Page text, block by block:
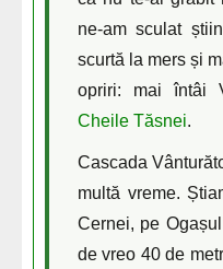
ne-am sculat
scurtă la mers și
opriri: mai întâi
Cheile Tăsnei.
Cascada
multă vreme.
Cernei, pe
de vreo 40 de